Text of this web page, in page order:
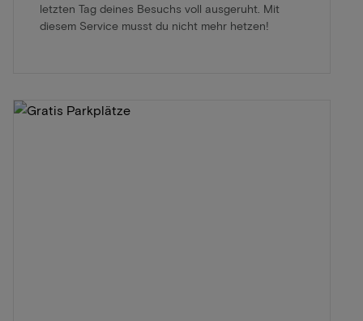
letzten Tag deines Besuchs voll ausgeruht. Mit
diesem Service musst du nicht mehr hetzen!